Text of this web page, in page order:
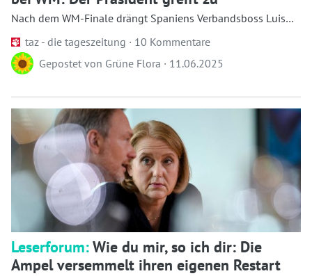
Nach dem WM-Finale drängt Spaniens Verbandsboss Luis
taz - die tageszeitung · 10 Kommentare
Gepostet von Grüne Flora · 11.06.2025
Leserforum:Wie du mir, so ich dir: Die
Ampel versemmelt ihren eigenen Restart